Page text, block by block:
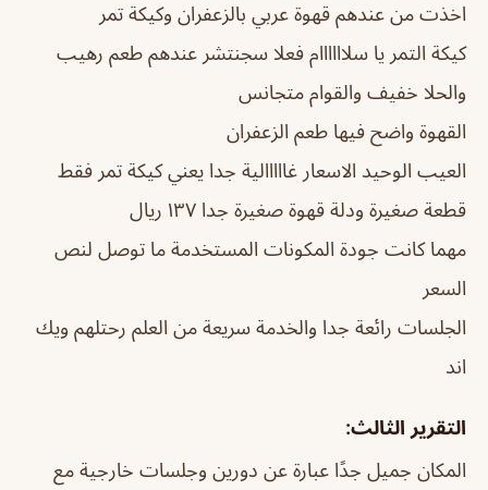
اخذت من عندهم قهوة عربي بالزعفران وكيكة تمر
كيكة التمر يا سلاااااام فعلا سجنتشر عندهم طعم رهيب
والحلا خفيف والقوام متجانس
القهوة واضح فيها طعم الزعفران
العيب الوحيد الاسعار غااااالية جدا يعني كيكة تمر فقط
قطعة صغيرة ودلة قهوة صغيرة جدا ١٣٧ ريال
مهما كانت جودة المكونات المستخدمة ما توصل لنص
السعر
الجلسات رائعة جدا والخدمة سريعة من العلم رحتلهم ويك
اند
التقرير الثالث:
المكان جميل جدًا عبارة عن دورين وجلسات خارجية مع